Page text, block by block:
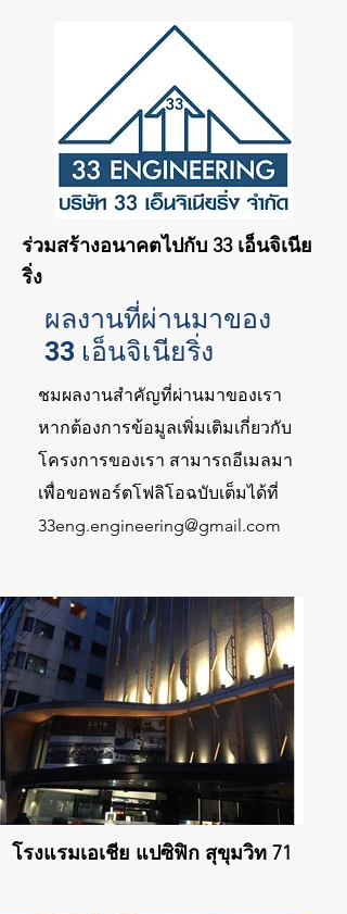
ร่วมสร้างอนาคตไปกับ 33 เอ็นจิเนีย
ริ่ง
ผลงานที่ผ่านมาของ
33 เอ็นจิเนียริ่ง
ชมผลงานสำคัญที่ผ่านมาของเรา
หากต้องการข้อมูลเพิ่มเติมเกี่ยวกับ
โครงการของเรา สามารถอีเมลมา
เพื่อขอพอร์ตโฟลิโอฉบับเต็มได้ที่
33eng.engineering@gmail.com
โรงแรมเอเชีย แปซิฟิก สุขุมวิท 71